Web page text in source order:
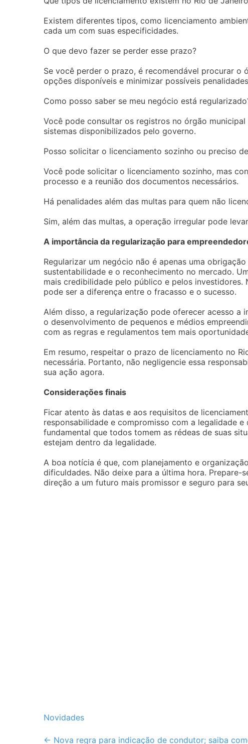
Existem diferentes tipos, como licenciamento
cada um com suas especificidades.
O que devo fazer se perder esse prazo?
Se você perder o prazo, é recomendável procurar o
opções disponíveis e minimizar possíveis
Como posso saber se meu negócio está
Você pode consultar os registros no órgão
sistemas disponibilizados pelo governo.
Posso solicitar o licenciamento sozinho ou preciso
Você pode solicitar o licenciamento sozinho, mas
processo e a reunião dos documentos necessários.
Há penalidades além das multas para quem não
Sim, além das multas, a operação irregular pode
A importância da regularização para
Regularizar um negócio não é apenas uma
sustentabilidade e o reconhecimento no mercado.
mais credibilidade pelo público e pelos
pode ser a diferença entre o fracasso e o sucesso.
Além disso, a regularização pode oferecer acesso a
o desenvolvimento de pequenos e médios
com as regras e regulamentos tem mais
Em resumo, respeitar o prazo de licenciamento no
necessária. Portanto, não negligencie essa
sua ação agora.
Considerações finais
Ficar atento às datas e aos requisitos de
responsabilidade e compromisso com a legalidade
fundamental que todos tomem as rédeas de suas
estejam dentro da legalidade.
A boa notícia é que, com planejamento e
dificuldades. Não deixe para a última hora. Prepare-
direção a um futuro mais promissor e seguro para
Novidades
Post
← Nova regra para indicação de condutor; saiba